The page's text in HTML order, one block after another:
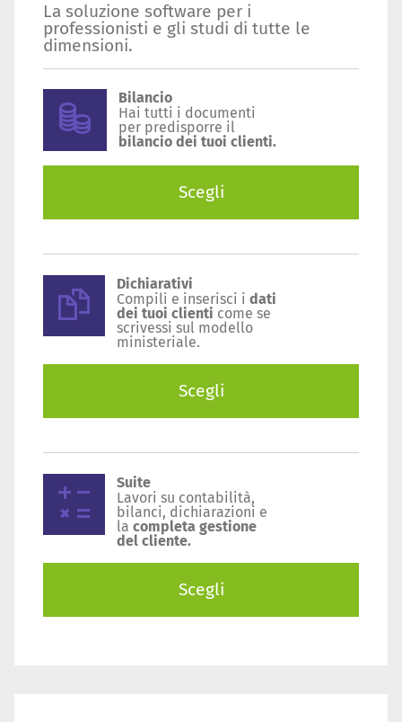
La soluzione software per i
professionisti e gli studi di tutte le
dimensioni.
Bilancio
Hai tutti i documenti
per predisporre il
bilancio dei tuoi clienti.
Scegli
Dichiarativi
Compili e inserisci i dati
dei tuoi clienti come se
scrivessi sul modello
ministeriale.
Scegli
Suite
Lavori su contabilità,
bilanci, dichiarazioni e
la completa gestione
del cliente.
Scegli